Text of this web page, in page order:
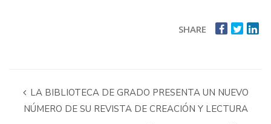
SHARE
LA BIBLIOTECA DE GRADO PRESENTA UN NUEVO
NÚMERO DE SU REVISTA DE CREACIÓN Y LECTURA